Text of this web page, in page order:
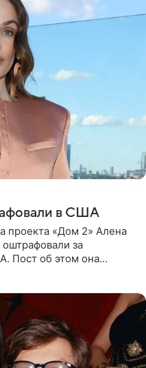
в США
проекта «Дом 2» Алена
оштрафовали за
Пост об этом она